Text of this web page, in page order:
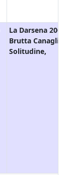
La Darsena 2007,
Brutta Canaglia
Solitudine,